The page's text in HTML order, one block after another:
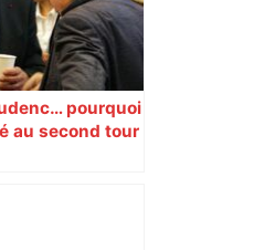
pourquoi
au second tour